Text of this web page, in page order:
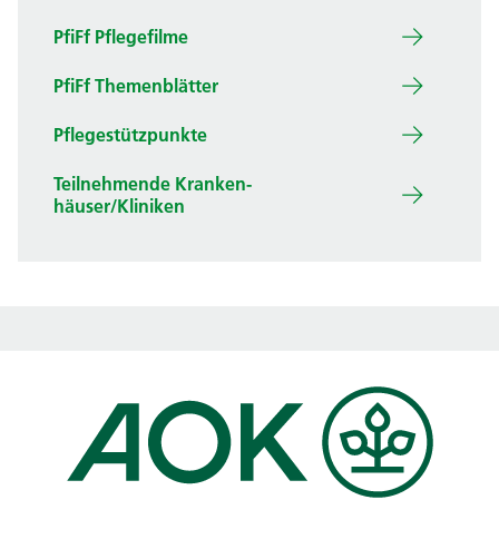
PfiFf Pflegefilme
PfiFf Themenblätter
Pflegestützpunkte
Teilnehm­ende Kranken­
häuser/Kliniken